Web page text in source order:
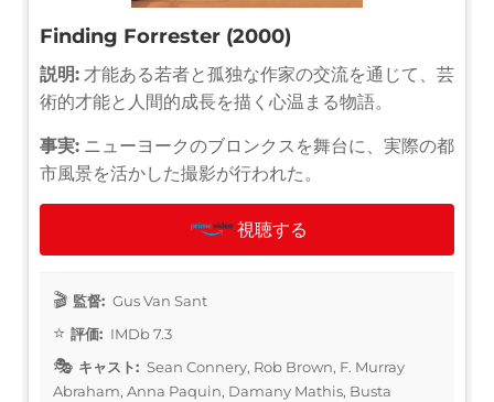
Finding Forrester (2000)
説明: 才能ある若者と孤独な作家の交流を通じて、芸
術的才能と人間的成長を描く心温まる物語。
事実: ニューヨークのブロンクスを舞台に、実際の都
市風景を活かした撮影が行われた。
視聴する
監督: Gus Van Sant
評価: IMDb 7.3
キャスト: Sean Connery, Rob Brown, F. Murray
Abraham, Anna Paquin, Damany Mathis, Busta